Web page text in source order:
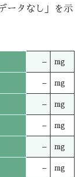
タなし」を示
– mg
– mg
– mg
– mg
– mg
– mg